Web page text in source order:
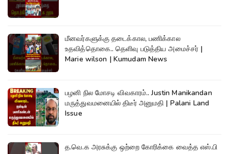
மீனவர்களுக்கு தடைக்கால, பணிக்கால
உதவித்தொகை.. தெளிவு படுத்திய அமைச்சர் |
Marie wilson | Kumudam News
பழனி நில மோசடி விவகாரம்.. Justin Manikandan
மருத்துவமனையில் திடீர் அனுமதி | Palani Land
Issue
த.வெ.க அரசுக்கு ஒற்றை கோரிக்கை வைத்த எஸ்.பி